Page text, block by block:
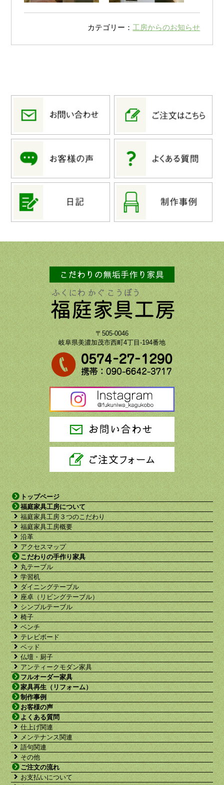
カテゴリー： 工房からのお知らせ
〒505-0046
岐阜県美濃加茂市西町4丁目-194番地
トップページ
福庭家具工房について
福庭家具工房３つのこだわり
福庭家具工房概要
沿革
アクセスマップ
こだわりの手作り家具
丸テーブル
学習机
ダイニングテーブル
座卓（リビングテーブル）
シンプルテーブル
椅子
ベンチ
テレビボード
ベッド
仏壇・厨子
アンティークモダン家具
フルオーダー家具
家具再生（リフォーム）
制作事例
お客様の声
よくある質問
仕上げ関連
メンテナンス関連
語句関連
その他
ご注文の流れ
お支払いについて